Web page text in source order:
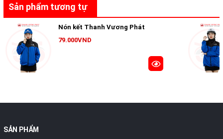
Sản phẩm tương tự
Nón kết Thanh Vương Phát
79.000VND
SẢN PHẨM